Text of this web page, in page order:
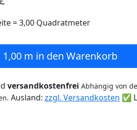
=3,00 Quadratmeter
1,00 m in den Warenkorb
versandkostenfrei Abhängig von
Ausland: zzgl. Versandkosten ✅